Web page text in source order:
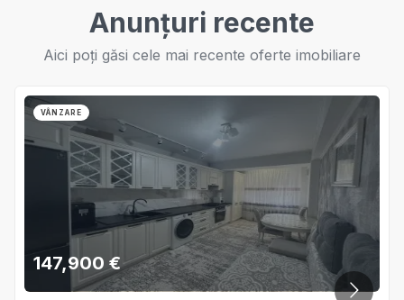
Anunțuri recente
Aici poți găsi cele mai recente oferte imobiliare
VÂNZARE
147,900 €